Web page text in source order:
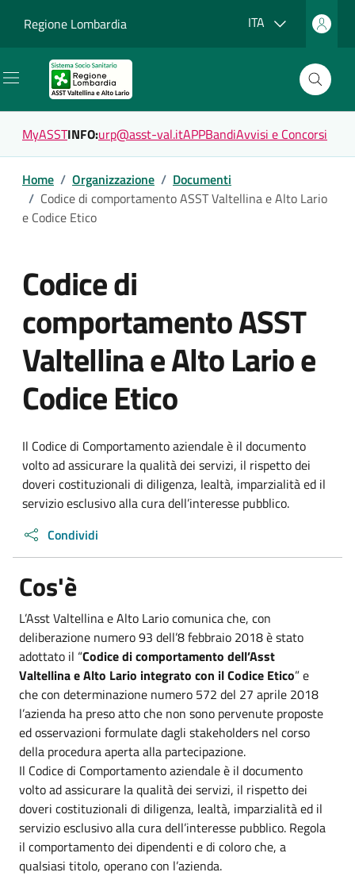
Regione Lombardia Lingua attiva:
ITA
MyASSTINFO:urp@asst-val.itAPPBandiAvvisi e Concorsi
Home / Organizzazione / Documenti
/ Codice di comportamento ASST Valtellina e Alto Lario
e Codice Etico
Codice di
comportamento ASST
Valtellina e Alto Lario e
Codice Etico
Il Codice di Comportamento aziendale è il documento
volto ad assicurare la qualità dei servizi, il rispetto dei
doveri costituzionali di diligenza, lealtà, imparzialità ed il
servizio esclusivo alla cura dell’interesse pubblico.
Condividi
Cos'è
L’Asst Valtellina e Alto Lario comunica che, con
deliberazione numero 93 dell’8 febbraio 2018 è stato
adottato il “Codice di comportamento dell’Asst
Valtellina e Alto Lario integrato con il Codice Etico” e
che con determinazione numero 572 del 27 aprile 2018
l’azienda ha preso atto che non sono pervenute proposte
ed osservazioni formulate dagli stakeholders nel corso
della procedura aperta alla partecipazione.
Il Codice di Comportamento aziendale è il documento
volto ad assicurare la qualità dei servizi, il rispetto dei
doveri costituzionali di diligenza, lealtà, imparzialità ed il
servizio esclusivo alla cura dell’interesse pubblico. Regola
il comportamento dei dipendenti e di coloro che, a
qualsiasi titolo, operano con l’azienda.